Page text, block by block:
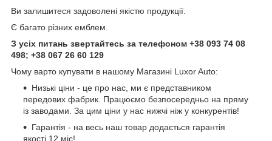
Ви залишитеся задоволені якістю продукції.
Є багато різних емблем.
З усіх питань звертайтесь за телефоном +38 093 74 08
498; +38 067 26 60 129
Чому варто купувати в нашому Магазині Luxor Auto:
Низькі ціни - це про нас, ми є представником
передових фабрик. Працюємо безпосередньо на пряму
із заводами. За цим ціни у нас нижчі ніж у конкурентів!
Гарантія - на весь наш товар додається гарантія
якості 12 міс!